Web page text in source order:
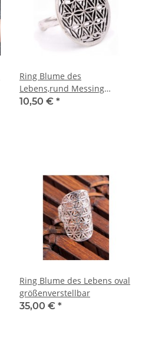
Ring Blume des
Lebens,rund Messing
silberfarbig
10,50 € *
Ring Blume des Lebens oval
größenverstellbar
35,00 € *